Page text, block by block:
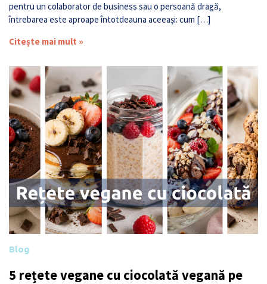
pentru un colaborator de business sau o persoană dragă,
întrebarea este aproape întotdeauna aceeași: cum […]
Citește mai mult »
Blog
5 rețete vegane cu ciocolată vegană pe